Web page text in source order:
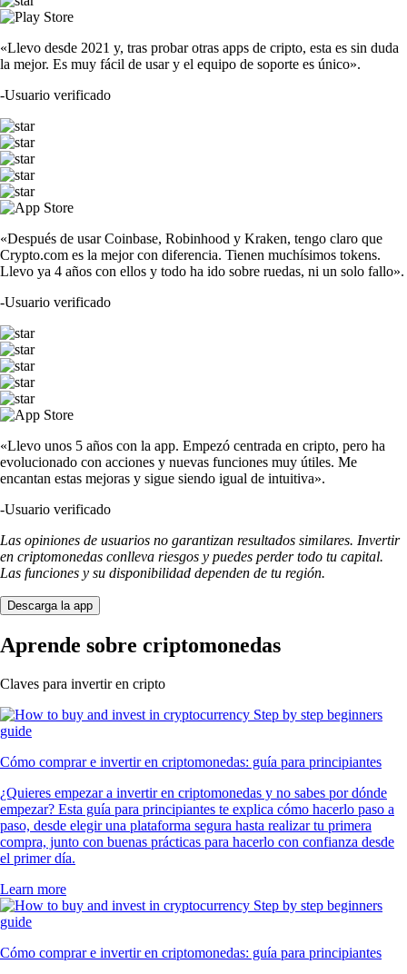
«Llevo desde 2021 y, tras probar otras apps de cripto, esta es sin duda
la mejor. Es muy fácil de usar y el equipo de soporte es único».
-Usuario verificado
«Después de usar Coinbase, Robinhood y Kraken, tengo claro que
Crypto.com es la mejor con diferencia. Tienen muchísimos tokens.
Llevo ya 4 años con ellos y todo ha ido sobre ruedas, ni un solo fallo».
-Usuario verificado
«Llevo unos 5 años con la app. Empezó centrada en cripto, pero ha
evolucionado con acciones y nuevas funciones muy útiles. Me
encantan estas mejoras y sigue siendo igual de intuitiva».
-Usuario verificado
Las opiniones de usuarios no garantizan resultados similares. Invertir
en criptomonedas conlleva riesgos y puedes perder todo tu capital.
Las funciones y su disponibilidad dependen de tu región.
Descarga la app
Aprende sobre criptomonedas
Claves para invertir en cripto
Cómo comprar e invertir en criptomonedas: guía para principiantes
¿Quieres empezar a invertir en criptomonedas y no sabes por dónde
empezar? Esta guía para principiantes te explica cómo hacerlo paso a
paso, desde elegir una plataforma segura hasta realizar tu primera
compra, junto con buenas prácticas para hacerlo con confianza desde
el primer día.
Learn more
Cómo comprar e invertir en criptomonedas: guía para principiantes